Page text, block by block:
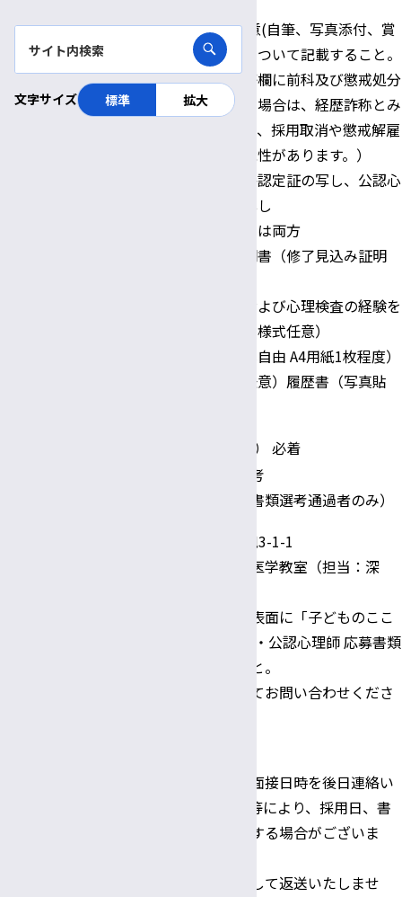
履歴書 様式任意(自筆、写真添付、賞
罰・処分歴等について記載すること。
賞罰・処分歴等欄に前科及び懲戒処分
歴を記載しない場合は、経歴詐称とみ
なす場合があり、採用取消や懲戒解雇
等に繋がる可能性があります。）
臨床心理士資格認定証の写し、公認心
理師登録証の写し
いずれか、または両方
大学院修了証明書（修了見込み証明
心理臨床技法および心理検査の経験を
詳記したもの（様式任意）
志望理由（書式自由 A4用紙1枚程度）
推薦書（様式任意）履歴書（写真貼
令和6年1月12日（金） 必着
第一次選考：書類選考
第二次選考：面接（書類選考通過者のみ）
〒390-8621 松本市旭3-1-1
信州大学医学部精神医学教室（担当：深
郵送の場合、封筒の表面に「子どものここ
ろ診療部 臨床心理士・公認心理師 応募書類
在中」と朱書きのこと。
不明な点はお電話にてお問い合わせくださ
※書類選考結果及び面接日時を後日連絡い
たします。応募状況等により、採用日、書
類提出期限等を変更する場合がございま
※応募書類は原則として返送いたしませ
文字サイズ 標準 拡大